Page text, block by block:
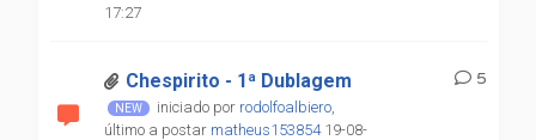
17:27
Chespirito - 1ª Dublagem
iniciado por rodolfoalbiero,
último a postar matheus15385419-08-
5